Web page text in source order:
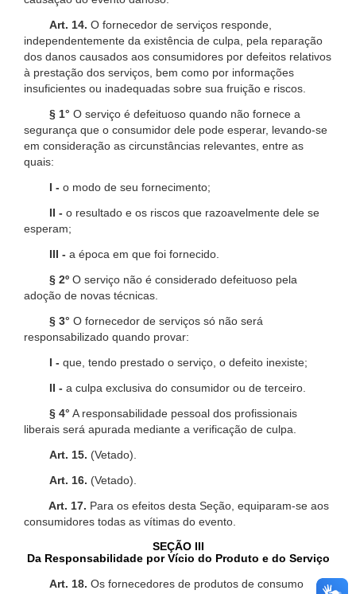
Art. 14. O fornecedor de serviços responde,
independentemente da existência de culpa, pela reparação
dos danos causados aos consumidores por defeitos relativos
à prestação dos serviços, bem como por informações
insuficientes ou inadequadas sobre sua fruição e riscos.
§ 1° O serviço é defeituoso quando não fornece a
segurança que o consumidor dele pode esperar, levando-se
em consideração as circunstâncias relevantes, entre as
quais:
I - o modo de seu fornecimento;
II - o resultado e os riscos que razoavelmente dele se
esperam;
III - a época em que foi fornecido.
§ 2º O serviço não é considerado defeituoso pela
adoção de novas técnicas.
§ 3° O fornecedor de serviços só não será
responsabilizado quando provar:
I - que, tendo prestado o serviço, o defeito inexiste;
II - a culpa exclusiva do consumidor ou de terceiro.
§ 4° A responsabilidade pessoal dos profissionais
liberais será apurada mediante a verificação de culpa.
Art. 15. (Vetado).
Art. 16. (Vetado).
Art. 17. Para os efeitos desta Seção, equiparam-se aos
consumidores todas as vítimas do evento.
SEÇÃO III
Da Responsabilidade por Vício do Produto e do Serviço
Art. 18. Os fornecedores de produtos de consumo